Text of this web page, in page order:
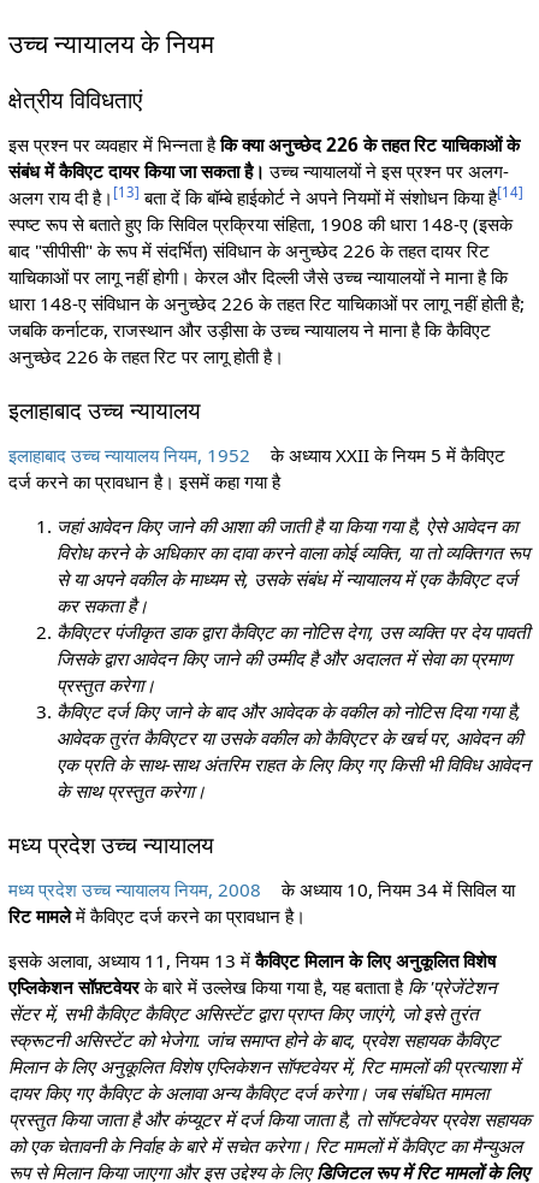
उच्च न्यायालय के नियम
क्षेत्रीय विविधताएं
इस प्रश्न पर व्यवहार में भिन्नता हैकि क्या अनुच्छेद 226 के तहत रिट याचिकाओं के
संबंध में कैविएट दायर किया जा सकता है। उच्च न्यायालयों ने इस प्रश्न पर अलग-
अलग राय दी है। [13] बता दें कि बॉम्बे हाईकोर्ट ने अपने नियमों में संशोधन किया है[14]
स्पष्ट रूप से बताते हुए कि सिविल प्रक्रिया संहिता, 1908 की धारा 148-ए (इसके
बाद "सीपीसी" के रूप में संदर्भित) संविधान के अनुच्छेद 226 के तहत दायर रिट
याचिकाओं पर लागू नहीं होगी। केरल और दिल्ली जैसे उच्च न्यायालयों ने माना है कि
धारा 148-ए संविधान के अनुच्छेद 226 के तहत रिट याचिकाओं पर लागू नहीं होती है;
जबकि कर्नाटक, राजस्थान और उड़ीसा के उच्च न्यायालय ने माना है कि कैविएट
अनुच्छेद 226 के तहत रिट पर लागू होती है।
इलाहाबाद उच्च न्यायालय
इलाहाबाद उच्च न्यायालय नियम, 1952
के अध्याय XXII के नियम 5 में कैविएट
दर्ज करने का प्रावधान है। इसमें कहा गया है
जहां आवेदन किए जाने की आशा की जाती है या किया गया है, ऐसे आवेदन का
विरोध करने के अधिकार का दावा करने वाला कोई व्यक्ति, या तो व्यक्तिगत रूप
से या अपने वकील के माध्यम से, उसके संबंध में न्यायालय में एक कैविएट दर्ज
कर सकता है।
कैविएटर पंजीकृत डाक द्वारा कैविएट का नोटिस देगा, उस व्यक्ति पर देय पावती
जिसके द्वारा आवेदन किए जाने की उम्मीद है और अदालत में सेवा का प्रमाण
प्रस्तुत करेगा।
कैविएट दर्ज किए जाने के बाद और आवेदक के वकील को नोटिस दिया गया है,
आवेदक तुरंत कैविएटर या उसके वकील को कैविएटर के खर्च पर, आवेदन की
एक प्रति के साथ-साथ अंतरिम राहत के लिए किए गए किसी भी विविध आवेदन
के साथ प्रस्तुत करेगा।
मध्य प्रदेश उच्च न्यायालय
मध्य प्रदेश उच्च न्यायालय नियम, 2008
के अध्याय 10, नियम 34 में सिविल या
रिट मामलेमें कैविएट दर्ज करने का प्रावधान है।
इसके अलावा, अध्याय 11, नियम 13 मेंकैविएट मिलान के लिए अनुकूलित विशेष
एप्लिकेशन सॉफ़्टवेयरके बारे में उल्लेख किया गया है, यह बताता है कि 'प्रेजेंटेशन
सेंटर में, सभी कैविएट कैविएट असिस्टेंट द्वारा प्राप्त किए जाएंगे, जो इसे तुरंत
स्क्रूटनी असिस्टेंट को भेजेगा. जांच समाप्त होने के बाद, प्रवेश सहायक कैविएट
मिलान के लिए अनुकूलित विशेष एप्लिकेशन सॉफ्टवेयर में, रिट मामलों की प्रत्याशा में
दायर किए गए कैविएट के अलावा अन्य कैविएट दर्ज करेगा। जब संबंधित मामला
प्रस्तुत किया जाता है और कंप्यूटर में दर्ज किया जाता है, तो सॉफ्टवेयर प्रवेश सहायक
को एक चेतावनी के निर्वाह के बारे में सचेत करेगा। रिट मामलों में कैविएट का मैन्युअल
रूप से मिलान किया जाएगा और इस उद्देश्य के लिएडिजिटल रूप में रिट मामलों के लिए